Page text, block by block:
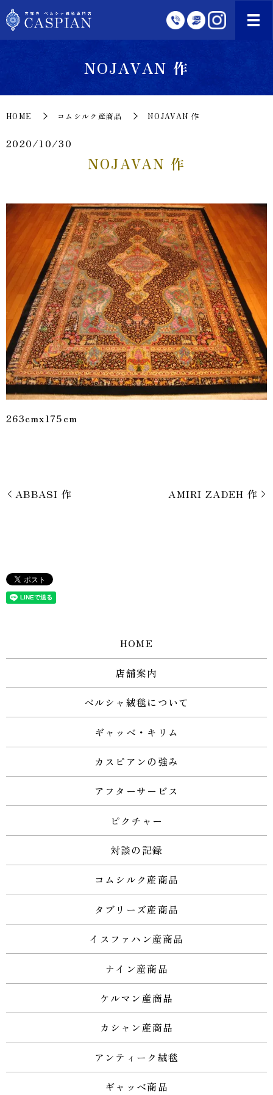
NOJAVAN 作
HOME コムシルク産商品 NOJAVAN 作
2020/10/30
NOJAVAN 作
263cmx175cm
ABBASI 作 AMIRI ZADEH 作
HOME
店舗案内
ペルシャ絨毯について
ギャッベ・キリム
カスピアンの強み
アフターサービス
ピクチャー
対談の記録
コムシルク産商品
タブリーズ産商品
イスファハン産商品
ナイン産商品
ケルマン産商品
カシャン産商品
アンティーク絨毯
ギャッベ商品